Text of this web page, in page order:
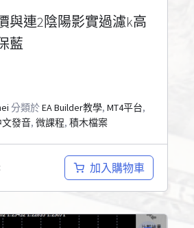
與連2陰陽影實過濾k高
藍
分類於EA Builder教學, MT4平台,
文發音, 微課程, 積木檔案
加入購物車